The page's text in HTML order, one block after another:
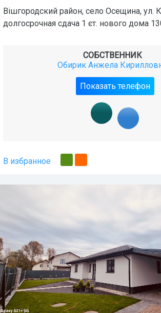
Вішгородский район, село Осещина, ул.
долгосрочная сдача 1 єт. нового дома
СОБСТВЕННИК
Обирик Анжела
Показать телефон
В избранное